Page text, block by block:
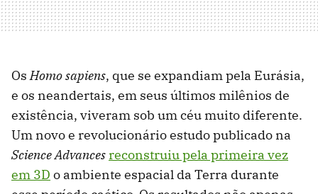
OsHomo sapiens, que se expandiam pela Eurásia,
e os neandertais, em seus últimos milênios de
existência, viveram sob um céu muito diferente.
Um novo e revolucionário estudo publicado na
Science Advancesreconstruiu pela primeira vez
em 3D o ambiente espacial da Terra durante